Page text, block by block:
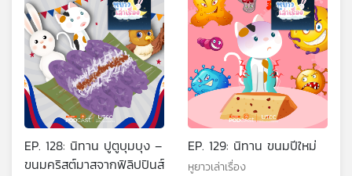
EP. 128: นิทาน ปูตูบุมบุง –
ขนมคริสต์มาสจากฟิลิปปินส์
EP. 129: นิทาน ขนมปีใหม่
หูยาวเล่าเรื่อง